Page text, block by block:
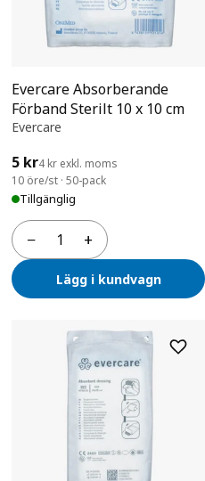
Evercare Absorberande
Förband Sterilt 10 x 10 cm
Evercare
5 kr4 kr exkl. moms
10 öre/st · 50-pack
Tillgänglig
−
Antal +
Lägg i kundvagn